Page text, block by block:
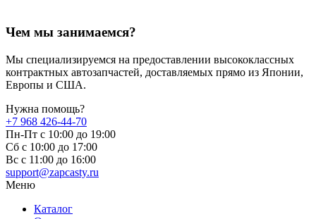
Чем мы занимаемся?
Мы специализируемся на предоставлении высококлассных
контрактных автозапчастей, доставляемых прямо из Японии,
Европы и США.
Нужна помощь?
+7 968 426-44-70
Пн-Пт с 10:00 до 19:00
Сб с 10:00 до 17:00
Вс c 11:00 до 16:00
support@zapcasty.ru
Меню
Каталог